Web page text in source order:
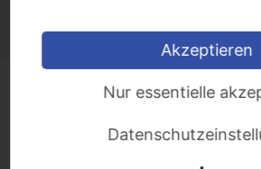
Akzeptieren
Nur essentielle